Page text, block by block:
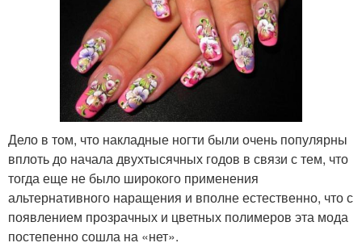
Дело в том, что накладные ногти были очень популярны
вплоть до начала двухтысячных годов в связи с тем, что
тогда еще не было широкого применения
альтернативного наращения и вполне естественно, что с
появлением прозрачных и цветных полимеров эта мода
постепенно сошла на «нет».